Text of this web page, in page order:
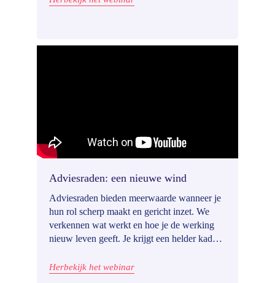
Adviesraden: een nieuwe wind
Adviesraden bieden meerwaarde wanneer je
hun rol scherp maakt en gericht inzet. We
verkennen wat werkt en hoe je de werking
nieuw leven geeft. Je krijgt een helder kader
realiseren.
Herbekijk het webinar